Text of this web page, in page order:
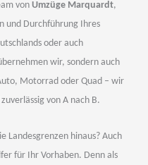
vonUmzüge Marquardt,
und Durchführung Ihres
oder auch
wir, sondern auch
Motorrad oder Quad – wir
von A nach B.
Landesgrenzen hinaus? Auch
für Ihr Vorhaben. Denn als